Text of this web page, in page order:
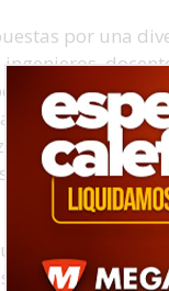
por una
jubiladas,
al
docente de
bote. La
las
la UNESCO.